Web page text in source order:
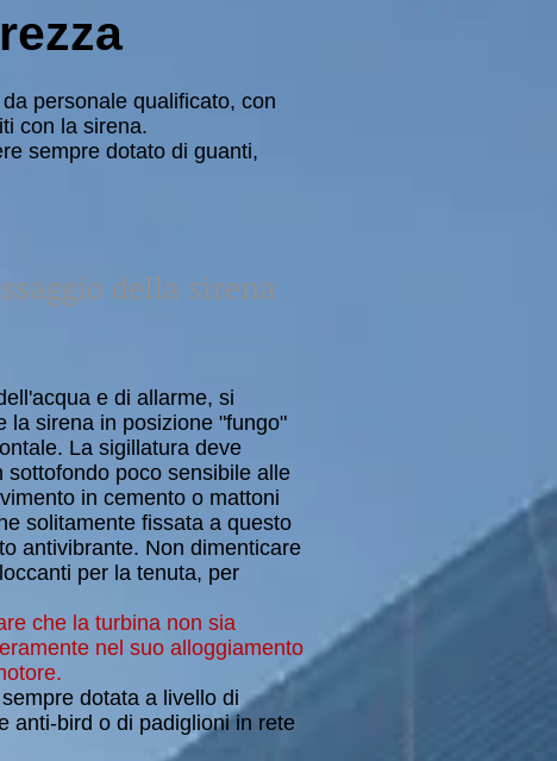
personale qualificato, con
con la sirena.
sempre dotato di guanti,
della sirena
e di allarme, si
la sirena in posizione "fungo"
La sigillatura deve
sottofondo poco sensibile alle
in cemento o mattoni
solitamente fissata a questo
antivibrante. Non dimenticare
per la tenuta, per
che la turbina non sia
nel suo alloggiamento
dotata a livello di
anti-bird o di padiglioni in rete